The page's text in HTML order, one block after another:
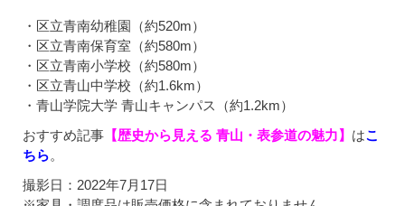
・区立青南幼稚園（約520m）
・区立青南保育室（約580m）
・区立青南小学校（約580m）
・区立青山中学校（約1.6km）
・青山学院大学 青山キャンパス（約1.2km）
おすすめ記事 【歴史から見える 青山・表参道の魅力】 はこ
ちら。
撮影日：2022年7月17日